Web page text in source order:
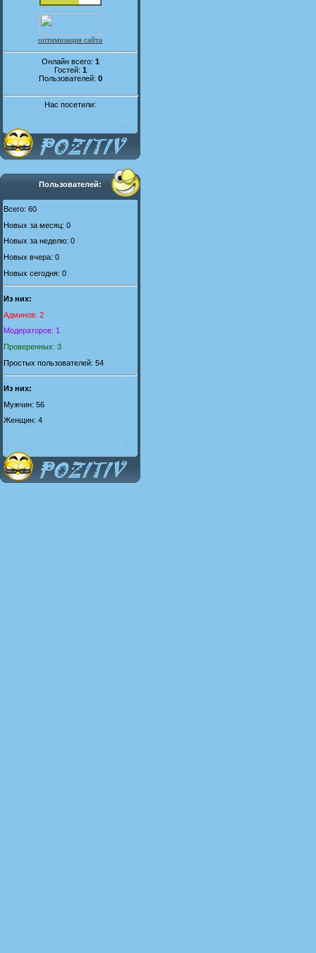
оптимизация сайта
Онлайн всего: 1
Гостей: 1
Пользователей: 0
Нас посетили:
Пользователей:
Всего: 60
Новых за месяц: 0
Новых за неделю: 0
Новых вчера: 0
Новых сегодня: 0
Из них:
Админов: 2
Модераторов: 1
Проверенных: 3
Простых пользователей: 54
Из них:
Мужчин: 56
Женщин: 4